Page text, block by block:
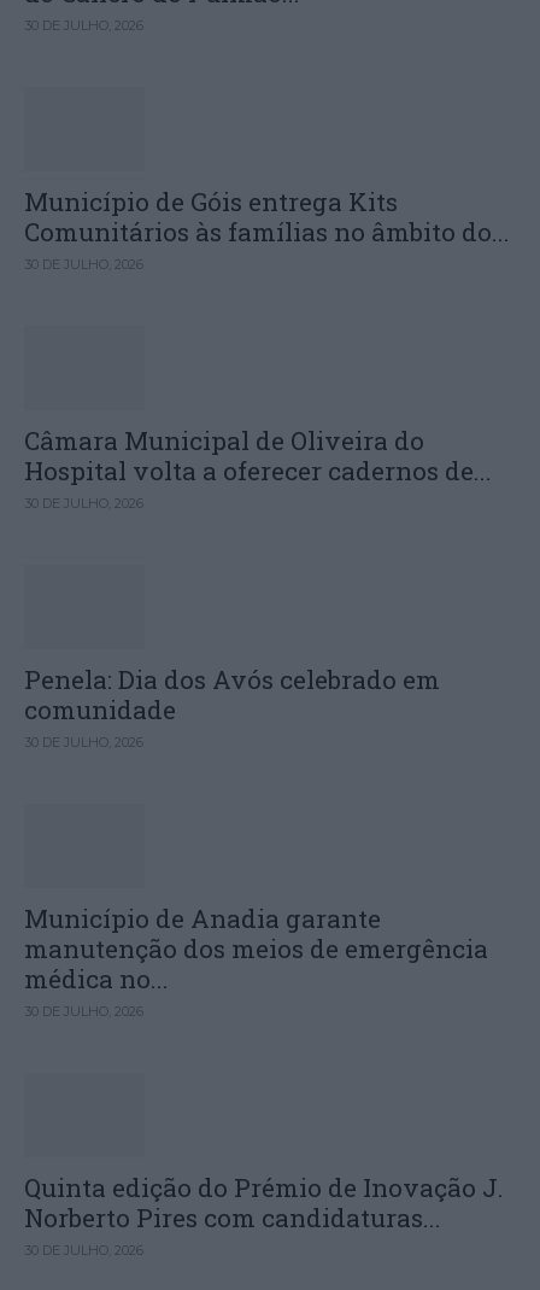
30 DE JULHO, 2026
Município de Góis entrega Kits
Comunitários às famílias no âmbito do...
30 DE JULHO, 2026
Câmara Municipal de Oliveira do
Hospital volta a oferecer cadernos de...
30 DE JULHO, 2026
Penela: Dia dos Avós celebrado em
comunidade
30 DE JULHO, 2026
Município de Anadia garante
manutenção dos meios de emergência
médica no...
30 DE JULHO, 2026
Quinta edição do Prémio de Inovação J.
Norberto Pires com candidaturas...
30 DE JULHO, 2026